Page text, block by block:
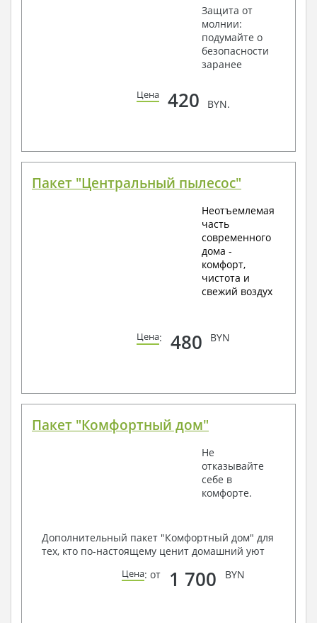
Защита от
молнии:
подумайте о
безопасности
заранее
Цена 420 BYN.
Пакет "Центральный пылесос"
Неотъемлемая
часть
современного
дома -
комфорт,
чистота и
свежий воздух
Цена: 480 BYN
Пакет "Комфортный дом"
Не
отказывайте
себе в
комфорте.
Дополнительный пакет "Комфортный дом" для
тех, кто по-настоящему ценит домашний уют
Цена: от 1 700 BYN